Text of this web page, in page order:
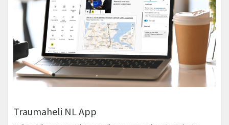
Traumaheli NL App